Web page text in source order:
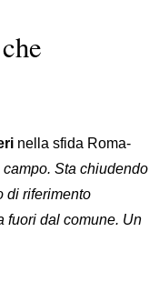
nella sfida Roma-
Sta chiudendo
di riferimento
fuori dal comune. Un